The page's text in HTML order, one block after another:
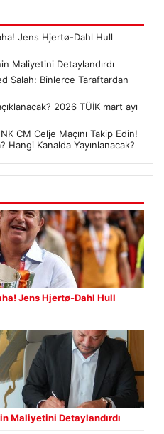
Jens Hjertø-Dahl Hull
Maliyetini Detaylandırdı
Salah: Binlerce Taraftardan
2026 TÜİK mart ayı
CM Celje Maçını Takip Edin!
Hangi Kanalda Yayınlanacak?
Jens Hjertø-Dahl Hull
Maliyetini Detaylandırdı